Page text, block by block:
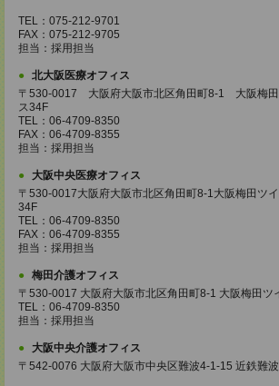
TEL：075-212-9701
FAX：075-212-9705
担当：採用担当
北大阪医療オフィス
〒530-0017 大阪府大阪市北区角田町8-1 大阪梅田
ス34F
TEL：06-4709-8350
FAX：06-4709-8355
担当：採用担当
大阪中央医療オフィス
〒530-0017大阪府大阪市北区角田町8-1大阪梅田ツ
34F
TEL：06-4709-8350
FAX：06-4709-8355
担当：採用担当
梅田介護オフィス
〒530-0017 大阪府大阪市北区角田町8-1 大阪梅田ツ
TEL：06-4709-8350
担当：採用担当
大阪中央介護オフィス
〒542-0076 大阪府大阪市中央区難波4-1-15 近鉄難